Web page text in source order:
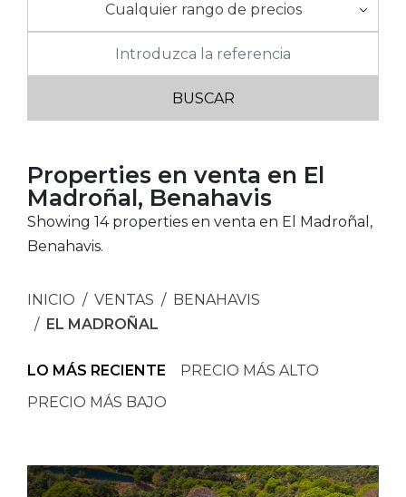
Cualquier rango de precios
Properties en venta en El
Madroñal, Benahavis
Showing 14 properties en venta en El Madroñal,
Benahavis.
INICIO VENTAS
BENAHAVIS
EL MADROÑAL
LO MÁS RECIENTE
PRECIO MÁS ALTO
PRECIO MÁS BAJO